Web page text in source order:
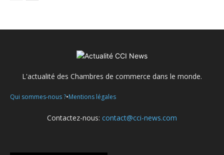
L'actualité des Chambres de commerce dans le monde.
Qui sommes-nous ?•Mentions légales
Contactez-nous: contact@cci-news.com